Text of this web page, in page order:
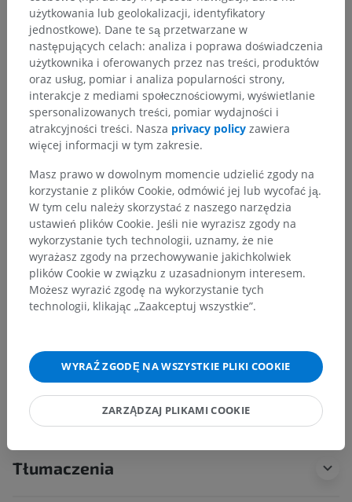
Hierarchia anatomiczna
Anatomia człowieka 2
Anatomia człowieka 1
Neuroanatomia człowieka
Centralny system nerwowy> Opony (mózgu)
Opony miękkie >
Opona miękka mózgowial opona miękka czaszkowa
>
Tkanka naczyniówkowa
Tkanka naczyniówkowa komory czwartej
Tkanka naczyniówkowa komory trzeciej
Tłumaczenia
użytkowania lub geolokalizacji, identyfikatory
jednostkowe). Dane te są przetwarzane w
następujących celach: analiza i poprawa doświadczenia
użytkownika i oferowanych przez nas treści, produktów
oraz usług, pomiar i analiza popularności strony,
interakcje z mediami społecznościowymi, wyświetlanie
spersonalizowanych treści, pomiar wydajności i
atrakcyjności treści. Nasza privacy policy zawiera
więcej informacji w tym zakresie.
Masz prawo w dowolnym momencie udzielić zgody na
korzystanie z plików Cookie, odmówić jej lub wycofać ją.
W tym celu należy skorzystać z naszego narzędzia
ustawień plików Cookie. Jeśli nie wyrazisz zgody na
wykorzystanie tych technologii, uznamy, że nie
wyrażasz zgody na przechowywanie jakichkolwiek
plików Cookie w związku z uzasadnionym interesem.
Możesz wyrazić zgodę na wykorzystanie tych
technologii, klikając „Zaakceptuj wszystkie”.
WYRAŹ ZGODĘ NA WSZYSTKIE PLIKI COOKIE
ZARZĄDZAJ PLIKAMI COOKIE